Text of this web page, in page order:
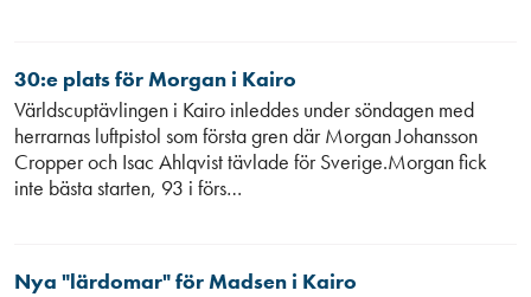
30:e plats för Morgan i Kairo
Världscuptävlingen i Kairo inleddes under söndagen med
herrarnas luftpistol som första gren där Morgan Johansson
Cropper och Isac Ahlqvist tävlade för Sverige.Morgan fick
inte bästa starten, 93 i förs…
Nya "lärdomar" för Madsen i Kairo